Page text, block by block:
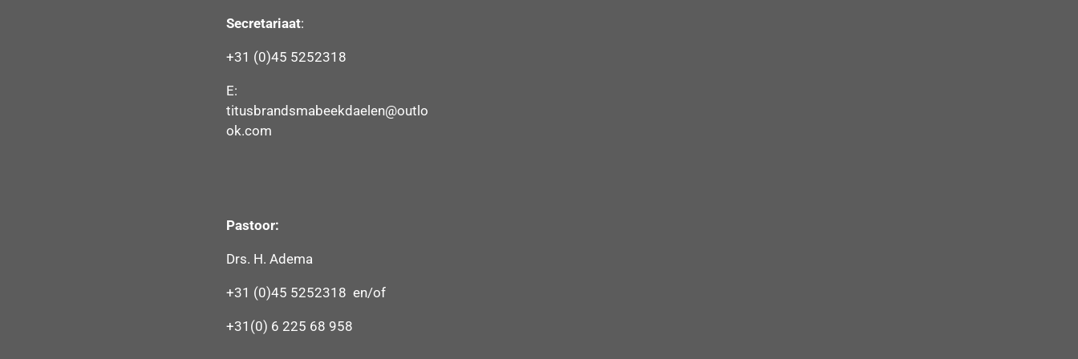
Secretariaat:
+31 (0)45 5252318
E:
titusbrandsmabeekdaelen@outlo
ok.com
Pastoor:
Drs. H. Adema
+31 (0)45 5252318 en/of
+31(0) 6 225 68 958